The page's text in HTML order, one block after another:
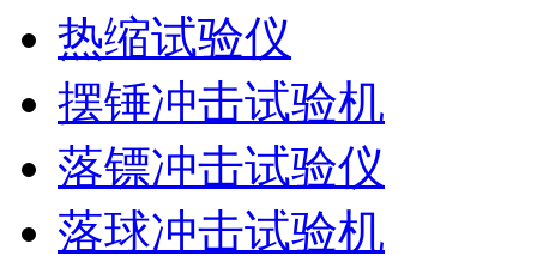
热缩试验仪
摆锤冲击试验机
落镖冲击试验仪
落球冲击试验机